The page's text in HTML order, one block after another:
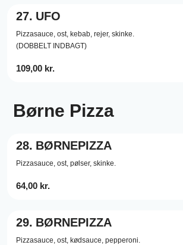
27. UFO
Pizzasauce, ost, kebab, rejer, skinke.
(DOBBELT INDBAGT)
109,00 kr.
Børne Pizza
28. BØRNEPIZZA
Pizzasauce, ost, pølser, skinke.
64,00 kr.
29. BØRNEPIZZA
Pizzasauce, ost, kødsauce, pepperoni.